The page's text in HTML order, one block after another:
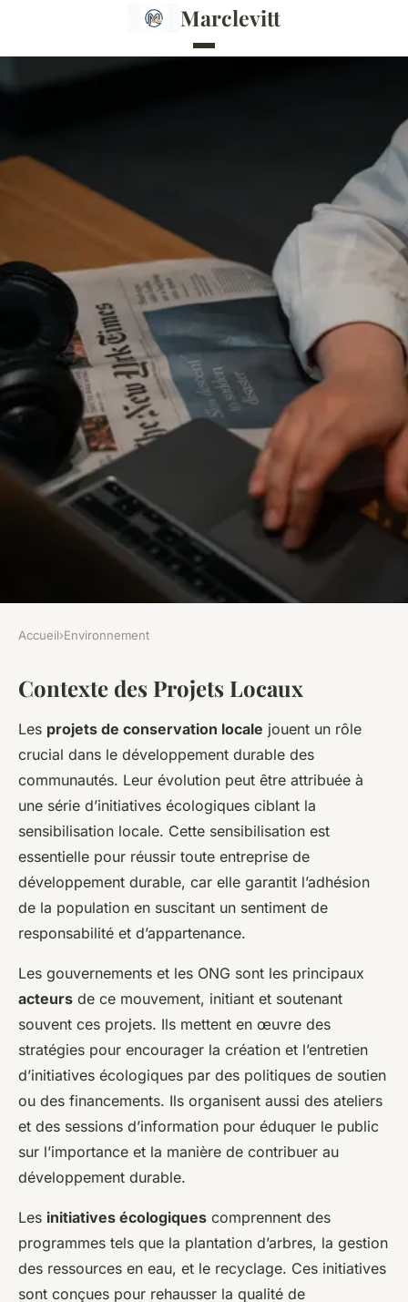
Marclevitt
Exploration des Projets
Locaux : Création Innovante
de Réserves Naturelles
8 min de lecture
Accueil›Environnement
Contexte des Projets Locaux
Les projets de conservation locale jouent un rôle
crucial dans le développement durable des
communautés. Leur évolution peut être attribuée à
une série d’initiatives écologiques ciblant la
sensibilisation locale. Cette sensibilisation est
essentielle pour réussir toute entreprise de
développement durable, car elle garantit l’adhésion
de la population en suscitant un sentiment de
responsabilité et d’appartenance.
Les gouvernements et les ONG sont les principaux
acteurs de ce mouvement, initiant et soutenant
souvent ces projets. Ils mettent en œuvre des
stratégies pour encourager la création et l’entretien
d’initiatives écologiques par des politiques de soutien
ou des financements. Ils organisent aussi des ateliers
et des sessions d’information pour éduquer le public
sur l’importance et la manière de contribuer au
développement durable.
Les initiatives écologiques comprennent des
programmes tels que la plantation d’arbres, la gestion
des ressources en eau, et le recyclage. Ces initiatives
sont conçues pour rehausser la qualité de